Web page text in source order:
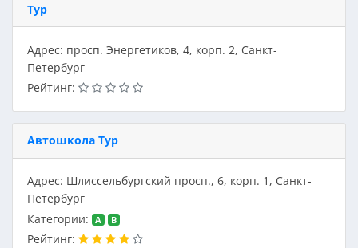
Тур
Адрес: просп. Энергетиков, 4, корп. 2, Санкт-
Петербург
Рейтинг:
Автошкола Тур
Адрес: Шлиссельбургский просп., 6, корп. 1, Санкт-
Петербург
Категории:
A B
Рейтинг: